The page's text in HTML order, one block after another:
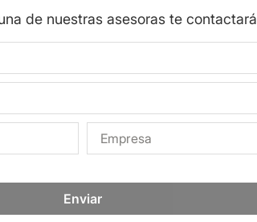
de nuestras asesoras te contactará
Enviar